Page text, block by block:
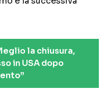
la chiusura,
in USA dopo